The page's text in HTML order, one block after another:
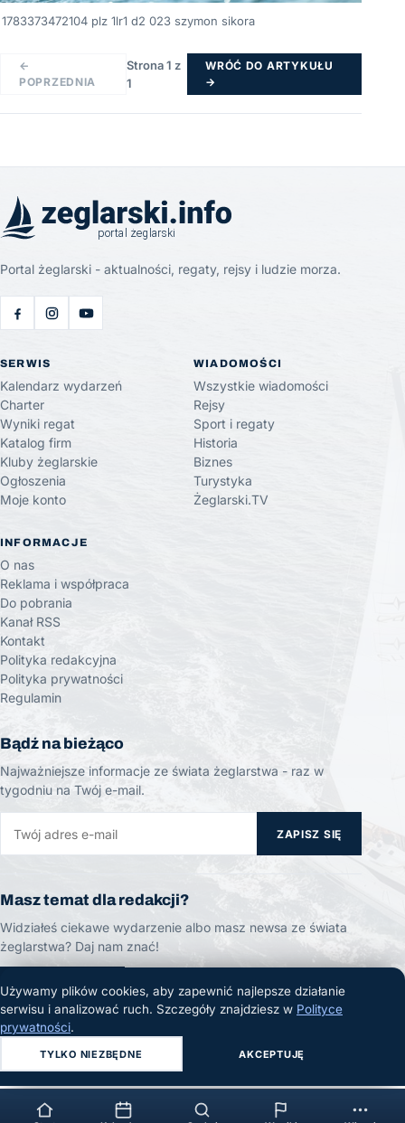
1783373472104 plz 1lr1 d2 023 szymon sikora
←
POPRZEDNIA
Strona 1 z
1
WRÓĆ DO ARTYKUŁU
→
Portal żeglarski - aktualności, regaty, rejsy i ludzie morza.
SERWIS
Kalendarz wydarzeń
Charter
Wyniki regat
Katalog firm
Kluby żeglarskie
Ogłoszenia
Moje konto
WIADOMOŚCI
Wszystkie wiadomości
Rejsy
Sport i regaty
Historia
Biznes
Turystyka
Żeglarski.TV
INFORMACJE
O nas
Reklama i współpraca
Do pobrania
Kanał RSS
Kontakt
Polityka redakcyjna
Polityka prywatności
Regulamin
Bądź na bieżąco
Najważniejsze informacje ze świata żeglarstwa - raz w
tygodniu na Twój e-mail.
ZAPISZ SIĘ
Masz temat dla redakcji?
Widziałeś ciekawe wydarzenie albo masz newsa ze świata
żeglarstwa? Daj nam znać!
ZGŁOŚ TEMAT
© 2026 Żeglarski.info. Wszelkie prawa zastrzeżone.
Używamy plików cookies, aby zapewnić najlepsze działanie
serwisu i analizować ruch. Szczegóły znajdziesz w Polityce
prywatności.
TYLKO NIEZBĘDNE AKCEPTUJĘ